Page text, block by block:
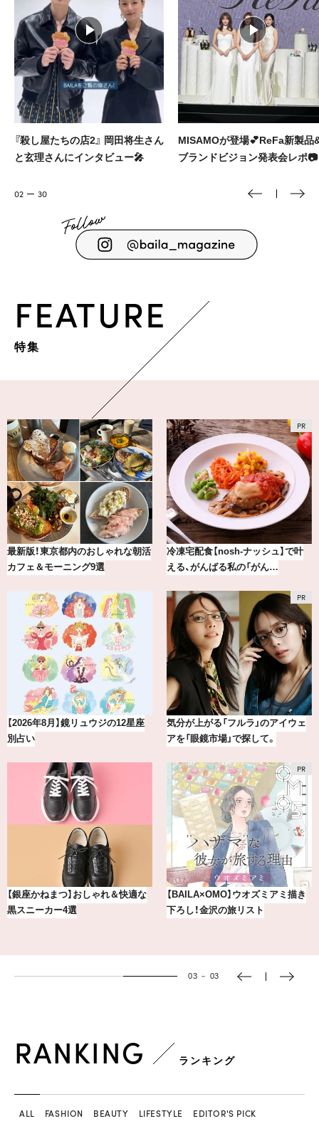
『殺し屋たちの店2』 岡田将生さん
と玄理さんにインタビュー🎤
MISAMOが登場💕ReFa新製品
ブランドビジョン発表会レポ📷️
03 30
FEATURE
特集
最新版！東京都内のおしゃれな朝活
カフェ＆モーニング9選
冷凍宅配食【nosh-ナッシュ】で叶
える、がんばる私の「がん…
【2026年8月】鏡リュウジの12星座
別占い
気分が上がる「フルラ」のアイウェ
アを「眼鏡市場」で探して。
【銀座かねまつ】おしゃれ＆快適な
黒スニーカー4選
【BAILA×OMO】ウオズミアミ描き
下ろし！金沢の旅リスト
03 － 03
RANKING ランキング
ALL FASHION BEAUTY LIFESTYLE EDITOR'S PICK